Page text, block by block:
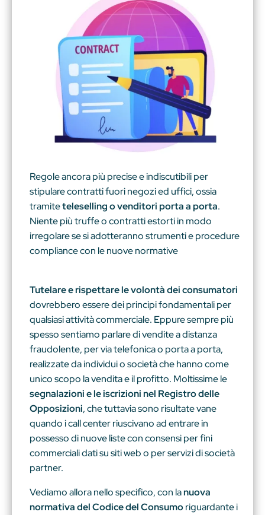
Regole ancora più precise e indiscutibili per
stipulare contratti fuori negozi ed uffici, ossia
tramiteteleselling o venditori porta a porta.
Niente più truffe o contratti estorti in modo
irregolare se si adotteranno strumenti e procedure
compliance con le nuove normative
Tutelare e rispettare le volontà dei consumatori
dovrebbero essere dei principi fondamentali per
qualsiasi attività commerciale. Eppure sempre più
spesso sentiamo parlare di vendite a distanza
fraudolente, per via telefonica o porta a porta,
realizzate da individui o società che hanno come
unico scopo la vendita e il profitto. Moltissime le
segnalazioni e le iscrizioni nel Registro delle
Opposizioni, che tuttavia sono risultate vane
quando i call center riuscivano ad entrare in
possesso di nuove liste con consensi per fini
commerciali dati su siti web o per servizi di società
partner.
Vediamo allora nello specifico, con lanuova
normativa del Codice del Consumoriguardante i